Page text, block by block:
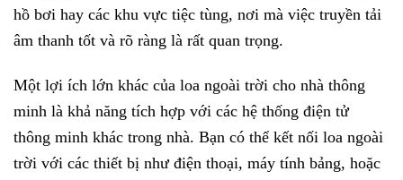
hồ bơi hay các khu vực tiệc tùng, nơi mà việc truyền tải
âm thanh tốt và rõ ràng là rất quan trọng.
Một lợi ích lớn khác của loa ngoài trời cho nhà thông
minh là khả năng tích hợp với các hệ thống điện tử
thông minh khác trong nhà. Bạn có thể kết nối loa ngoài
trời với các thiết bị như điện thoại, máy tính bảng, hoặc